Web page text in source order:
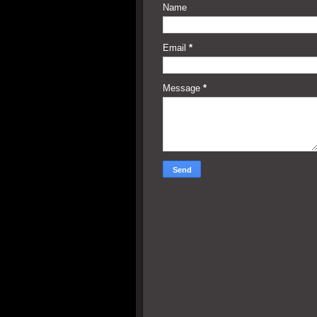
Name
Email *
Message *